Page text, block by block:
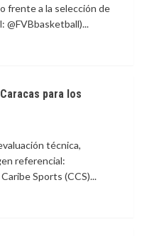
frente a la selección de
@FVBbasketball)...
para los
técnica,
referencial:
Sports (CCS)...